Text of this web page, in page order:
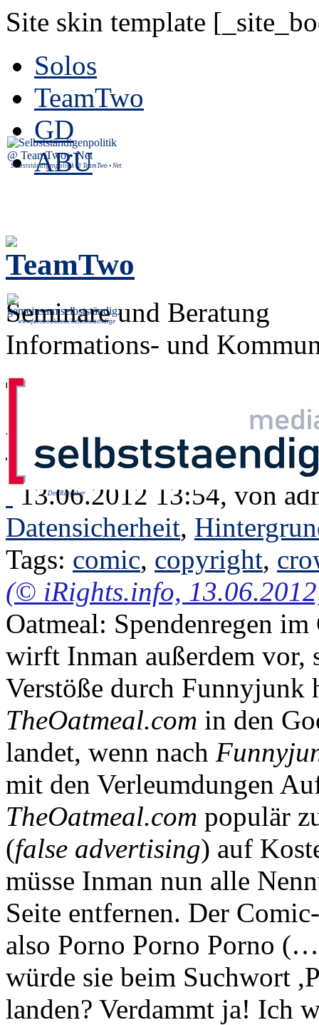
Site skin template
Solos
TeamTwo
GD
ABU
Seminare und Beratung
Informations- und
Selbstständigenpolitik @ TeamTwo • Net
www.facebook.com/Selbststaendige
Der Ratgeber
Tag: "copyright"
Verdammt ja! Ich
13.06.2012 13:54, von
Datensicherheit,
Tags: comic, copyright,
(© iRights.info,
Oatmeal: Spendenregen
wirft Inman außerdem vor,
Verstöße durch Funnyjunk
TheOatmeal.com in den
landet, wenn nach
mit den Verleumdungen
TheOatmeal.com populär
(false advertising) auf
müsse Inman nun alle
Seite entfernen. Der
also Porno Porno Porno
würde sie beim Suchwort
landen? Verdammt ja! Ich